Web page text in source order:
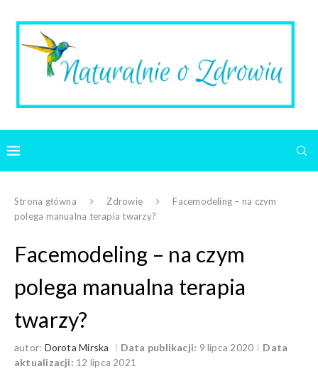
Strona główna Zdrowie
Facemodeling – na czym
polega manualna terapia twarzy?
Facemodeling – na czym
polega manualna terapia
twarzy?
autor: Dorota Mirska Data publikacji: 9 lipca 2020
Data
aktualizacji: 12 lipca 2021